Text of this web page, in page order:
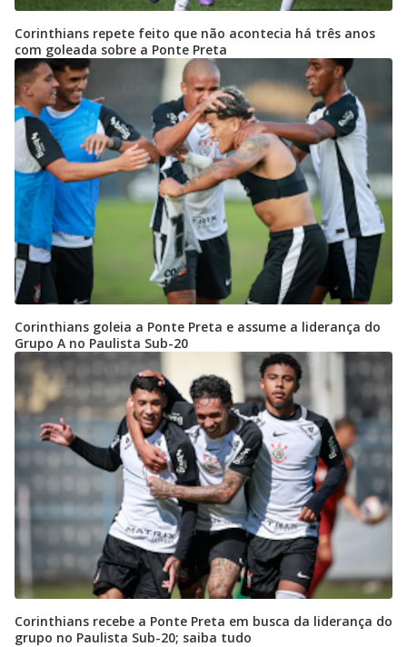
Corinthians repete feito que não acontecia há três anos
com goleada sobre a Ponte Preta
Corinthians goleia a Ponte Preta e assume a liderança do
Grupo A no Paulista Sub-20
Corinthians recebe a Ponte Preta em busca da liderança do
grupo no Paulista Sub-20; saiba tudo